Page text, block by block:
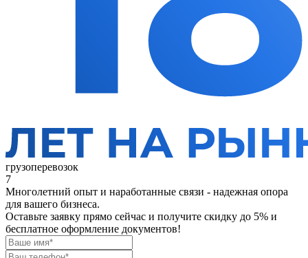
грузоперевозок
7
Многолетний опыт и наработанные связи - надежная опора
для вашего бизнеса.
Оставьте заявку прямо сейчас и получите скидку до 5% и
бесплатное оформление документов!